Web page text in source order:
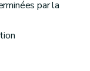
par la